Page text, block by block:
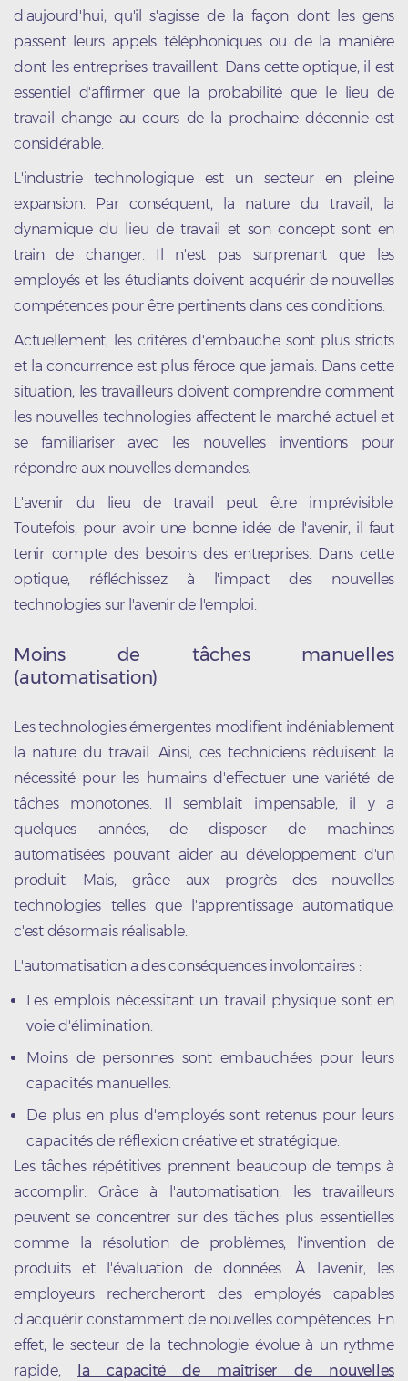
d'aujourd'hui, qu'il s'agisse de la façon dont les gens
passent leurs appels téléphoniques ou de la manière
dont les entreprises travaillent. Dans cette optique, il est
essentiel d'affirmer que la probabilité que le lieu de
travail change au cours de la prochaine décennie est
considérable.
L'industrie technologique est un secteur en pleine
expansion. Par conséquent, la nature du travail, la
dynamique du lieu de travail et son concept sont en
train de changer. Il n'est pas surprenant que les
employés et les étudiants doivent acquérir de nouvelles
compétences pour être pertinents dans ces conditions.
Actuellement, les critères d'embauche sont plus stricts
et la concurrence est plus féroce que jamais. Dans cette
situation, les travailleurs doivent comprendre comment
les nouvelles technologies affectent le marché actuel et
se familiariser avec les nouvelles inventions pour
répondre aux nouvelles demandes.
L'avenir du lieu de travail peut être imprévisible.
Toutefois, pour avoir une bonne idée de l'avenir, il faut
tenir compte des besoins des entreprises. Dans cette
optique, réfléchissez à l'impact des nouvelles
technologies sur l'avenir de l'emploi.
Moins de tâches manuelles
(automatisation)
Les technologies émergentes modifient indéniablement
la nature du travail. Ainsi, ces techniciens réduisent la
nécessité pour les humains d'effectuer une variété de
tâches monotones. Il semblait impensable, il y a
quelques années, de disposer de machines
automatisées pouvant aider au développement d'un
produit. Mais, grâce aux progrès des nouvelles
technologies telles que l'apprentissage automatique,
c'est désormais réalisable.
L'automatisation a des conséquences involontaires :
Les emplois nécessitant un travail physique sont en
voie d'élimination.
Moins de personnes sont embauchées pour leurs
capacités manuelles.
De plus en plus d'employés sont retenus pour leurs
capacités de réflexion créative et stratégique.
Les tâches répétitives prennent beaucoup de temps à
accomplir. Grâce à l'automatisation, les travailleurs
peuvent se concentrer sur des tâches plus essentielles
comme la résolution de problèmes, l'invention de
produits et l'évaluation de données. À l'avenir, les
employeurs rechercheront des employés capables
d'acquérir constamment de nouvelles compétences. En
effet, le secteur de la technologie évolue à un rythme
rapide,
la capacité de maîtriser de nouvelles